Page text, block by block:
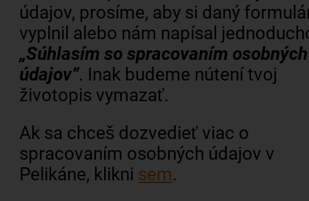
údajov, prosíme, aby si daný
vyplnil alebo nám napísal
„Súhlasím so spracovaním osobných
údajov“. Inak budeme nútení tvoj
životopis vymazať.
Ak sa chceš dozvedieť viac o
spracovaním osobných údajov v
Pelikáne, klikni sem.